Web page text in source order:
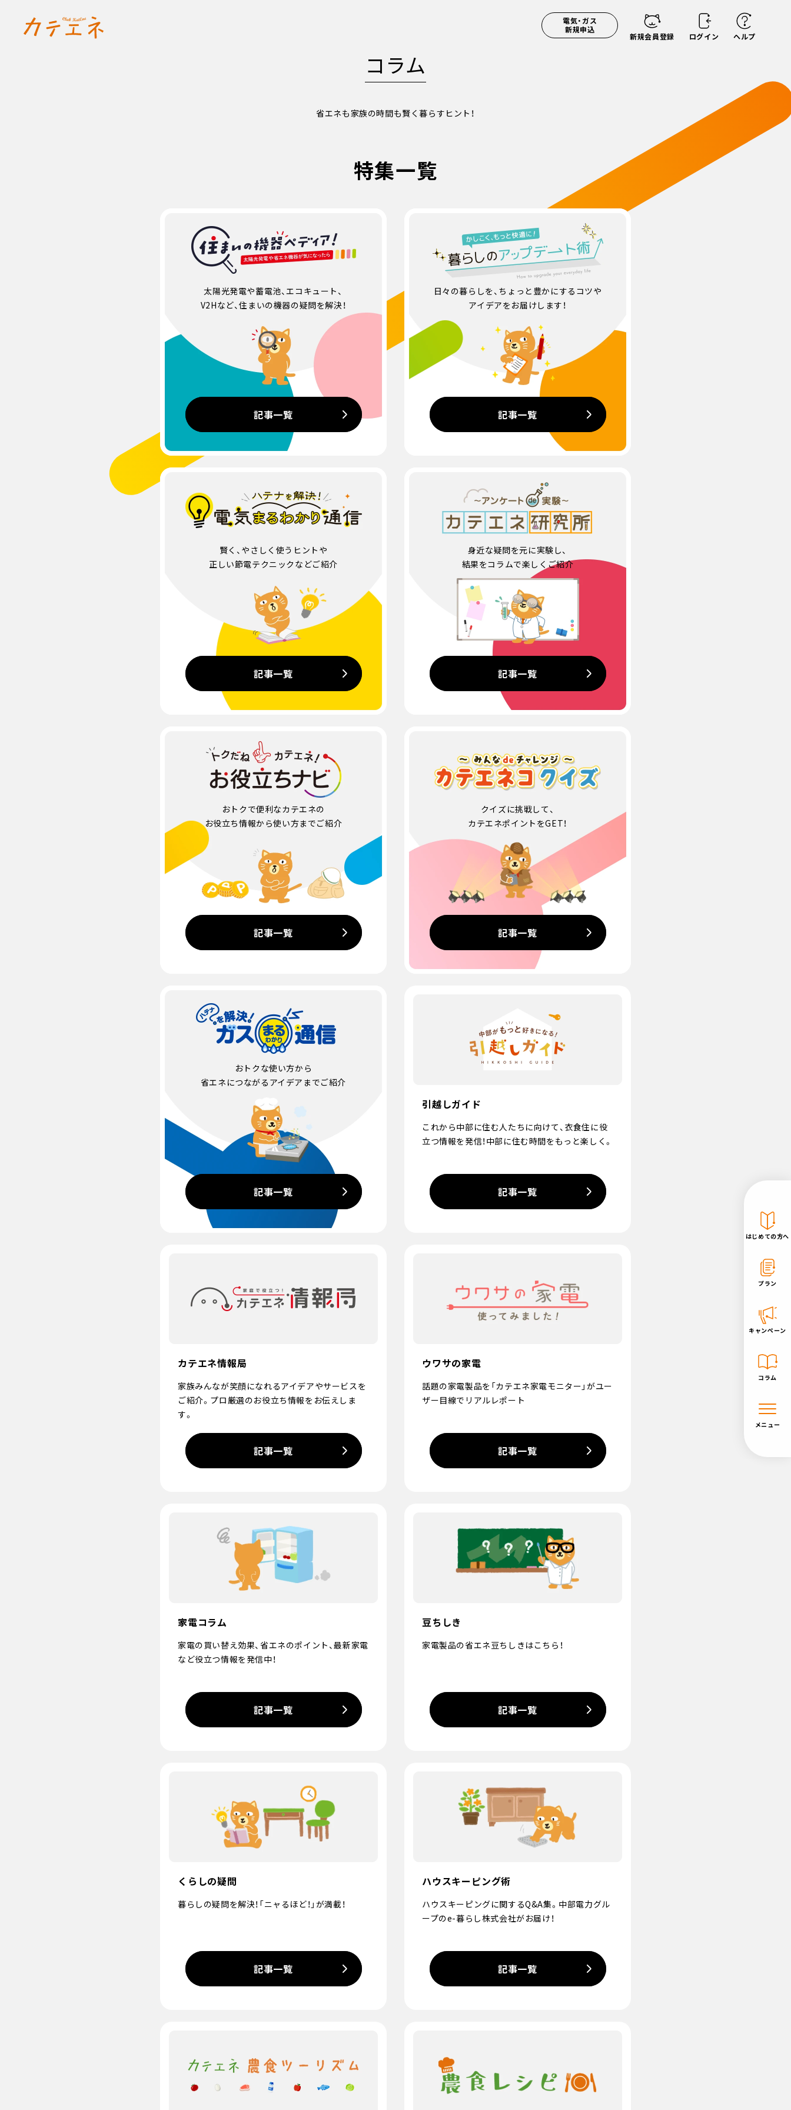
電気・ガス
新規申込
新規会員登録 ログイン ヘルプ
はじめての方へ
プラン
キャンペーン
コラム
メニュー
コラム
省エネも家族の時間も賢く暮らすヒント！
特集一覧
太陽光発電や蓄電池、エコキュート、
V2Hなど、住まいの機器の疑問を解決！
記事一覧
日々の暮らしを、ちょっと豊かにするコツや
アイデアをお届けします！
記事一覧
賢く、やさしく使うヒントや
正しい節電テクニックなどご紹介
記事一覧
身近な疑問を元に実験し、
結果をコラムで楽しくご紹介
記事一覧
おトクで便利なカテエネの
お役立ち情報から使い方までご紹介
記事一覧
クイズに挑戦して、
カテエネポイントをGET！
記事一覧
おトクな使い方から
省エネにつながるアイデアまでご紹介
記事一覧
引越しガイド
これから中部に住む人たちに向けて、衣食住に役
立つ情報を発信！中部に住む時間をもっと楽しく。
記事一覧
カテエネ情報局
家族みんなが笑顔になれるアイデアやサービスを
ご紹介。プロ厳選のお役立ち情報をお伝えしま
す。
記事一覧
ウワサの家電
話題の家電製品を「カテエネ家電モニター」がユー
ザー目線でリアルレポート
記事一覧
家電コラム
家電の買い替え効果、省エネのポイント、最新家電
など役立つ情報を発信中！
記事一覧
豆ちしき
家電製品の省エネ豆ちしきはこちら！
記事一覧
くらしの疑問
暮らしの疑問を解決！「ニャるほど！」が満載！
記事一覧
ハウスキーピング術
ハウスキーピングに関するQ&A集。中部電力グル
ープのe-暮らし株式会社がお届け！
記事一覧